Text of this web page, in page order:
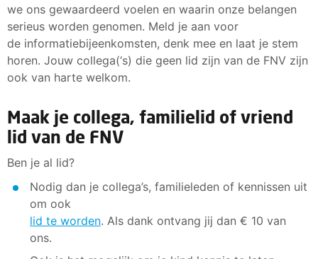
Vergadering-id: 332 818 233 810
Wachtwoordcode: RfUzk9
we ons gewaardeerd voelen en waarin onze belangen
serieus worden genomen. Meld je aan voor
de informatiebijeenkomsten, denk mee en laat je stem
horen. Jouw collega(‘s) die geen lid zijn van de FNV zijn
ook van harte welkom.
Maak je collega, familielid of vriend
lid van de FNV
Ben je al lid?
Nodig dan je collega’s, familieleden of kennissen uit
om ook
lid te worden. Als dank ontvang jij dan € 10 van
ons.